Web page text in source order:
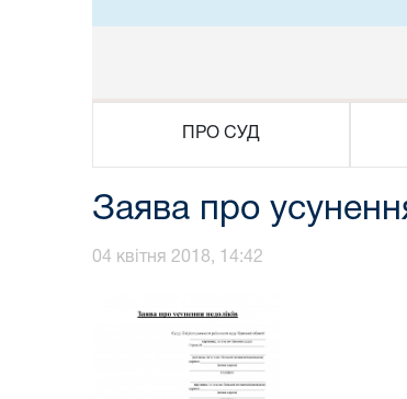
ПРО СУД
Заява про
04 квітня 2018, 14:42